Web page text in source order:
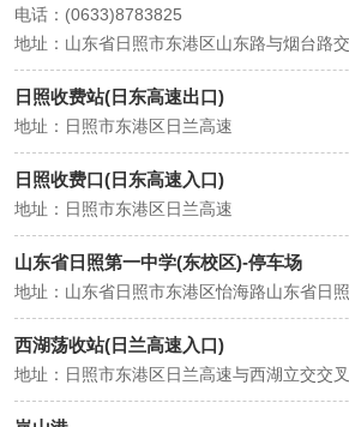
电话：(0633)8783825
地址：山东省日照市东港区山东路与烟台路
日照收费站(日东高速出口)
地址：日照市东港区日兰高速
日照收费口(日东高速入口)
地址：日照市东港区日兰高速
山东省日照第一中学(东校区)-停车场
地址：山东省日照市东港区怡海路山东省日
西湖荡收站(日兰高速入口)
地址：日照市东港区日兰高速与西湖立交交